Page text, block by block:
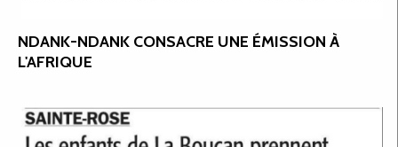
NDANK-NDANK CONSACRE UNE ÉMISSION À
L'AFRIQUE